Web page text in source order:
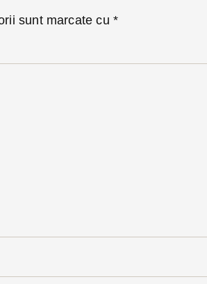
sunt marcate cu *